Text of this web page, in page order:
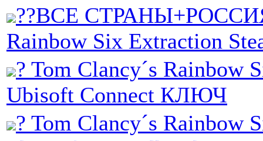
??ВСЕ
Rainbow Six Extraction
? Tom Clancy´s Rainbow
Ubisoft Connect КЛЮЧ
? Tom Clancy´s Rainbow